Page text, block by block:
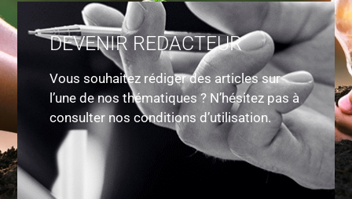
DEVENIR REDACTEUR
Vous souhaitez rédiger des articles sur
l’une de nos thématiques ? N’hésitez pas à
consulter nos conditions d’utilisation.